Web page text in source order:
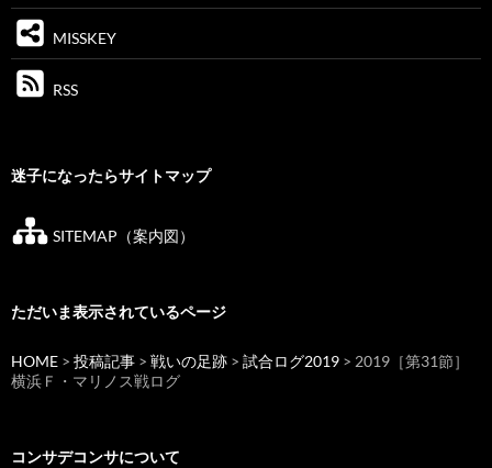
MISSKEY
RSS
迷子になったらサイトマップ
SITEMAP（案内図）
ただいま表示されているページ
HOME > 投稿記事 > 戦いの足跡 > 試合ログ2019 > 2019［第31節］
横浜Ｆ・マリノス戦ログ
コンサデコンサについて